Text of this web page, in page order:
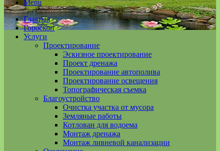
Menu
Главная
Гороскоп
Услуги
Проектирование
Эскизное проектирование
Проект дренажа
Проектирование автополива
Проектирование освещения
Топографическая съемка
Благоустройство
Очистка участка от мусора
Земляные работы
Котлован для водоема
Монтаж дренажа
Монтаж ливневой канализации